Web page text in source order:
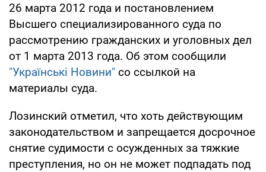
26 марта 2012 года и постановлением
Высшего специализированного суда по
рассмотрению гражданских и уголовных дел
от 1 марта 2013 года. Об этом сообщили
"Українськi Новини" со ссылкой на
материалы суда.
Лозинский отметил, что хоть действующим
законодательством и запрещается досрочное
снятие судимости с осужденных за тяжкие
преступления, но он не может подпадать под